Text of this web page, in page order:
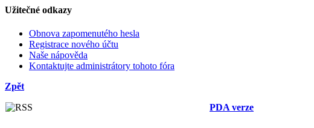
Užitečné odkazy
Obnova zapomenutého hesla
Registrace nového účtu
Naše nápověda
Kontaktujte administrátory tohoto fóra
Zpět
PDA verze